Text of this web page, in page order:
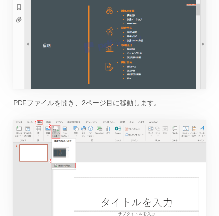
PDFファイルを開き、2ページ目に移動します。